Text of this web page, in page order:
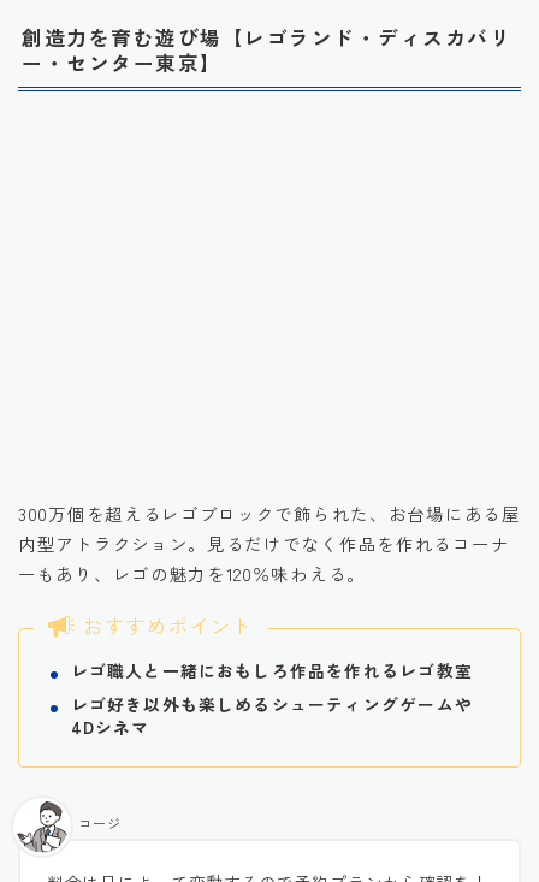
創造力を育む遊び場【レゴランド・ディスカバリ
ー・センター東京】
300万個を超えるレゴブロックで飾られた、お台場にある屋
内型アトラクション。見るだけでなく作品を作れるコーナ
ーもあり、レゴの魅力を120％味わえる。
おすすめポイント
レゴ職人と一緒におもしろ作品を作れるレゴ教室
レゴ好き以外も楽しめるシューティングゲームや
4Dシネマ
コージ